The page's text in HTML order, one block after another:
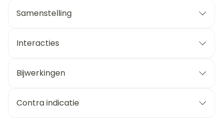
Samenstelling
Interacties
Bijwerkingen
Contra indicatie